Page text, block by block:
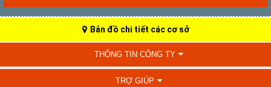
Bản đồ chi tiết các cơ sở
THÔNG TIN CÔNG TY
TRỢ GIÚP